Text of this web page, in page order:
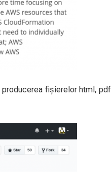
fișierelor html,